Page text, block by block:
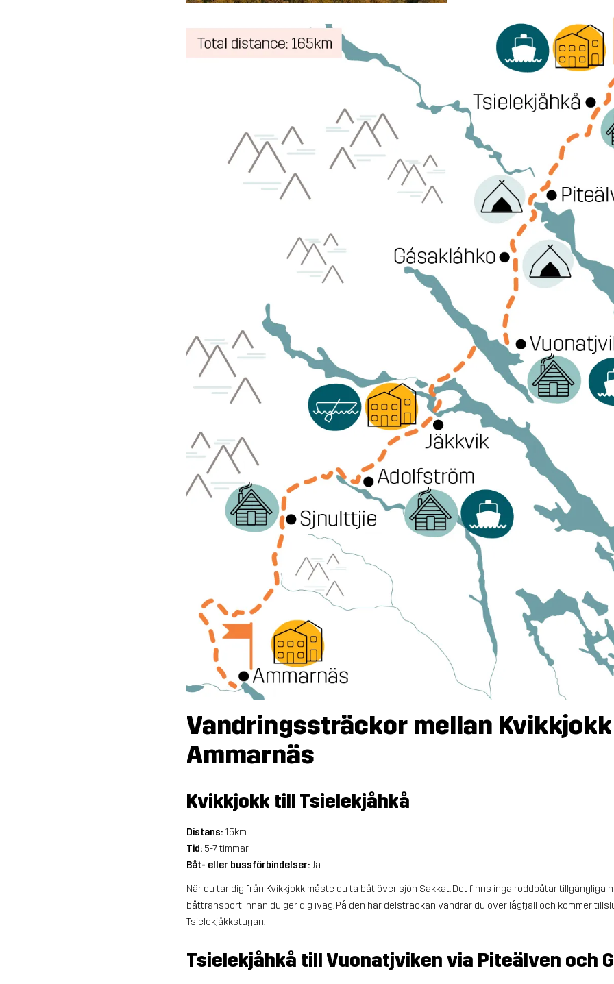
Vandringssträckor mellan
Ammarnäs
Kvikkjokk till Tsielekjåhkå
Distans: 15km
Tid: 5-7 timmar
Båt- eller bussförbindelser:Ja
När du tar dig från Kvikkjokk måste du ta båt över sjön Sakkat. Det finns inga roddbåtar tillgängliga
båttransport innan du ger dig iväg. På den här delsträckan vandrar du över lågfjäll och kommer
Tsielekjåkkstugan.
Tsielekjåhkå till Vuonatjviken via Piteälven och